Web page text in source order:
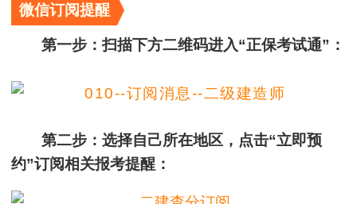
微信订阅提醒
第一步：扫描下方二维码进入“正保考试通”：
第二步：选择自己所在地区，点击“立即预
约”订阅相关报考提醒：